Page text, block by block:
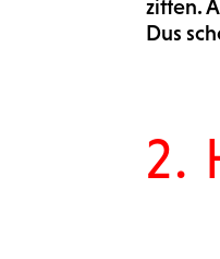
zitten.
Dus
2.